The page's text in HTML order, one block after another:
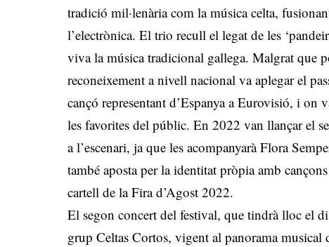
tradició mil·lenària com la música celta,
l’electrònica. El trio recull el legat de les
viva la música tradicional gallega. Malgrat que
reconeixement a nivell nacional va aplegar el
cançó representant d’Espanya a Eurovisió, i on
les favorites del públic. En 2022 van llançar el
a l’escenari, ja que les acompanyarà Flora
també aposta per la identitat pròpia amb
cartell de la Fira d’Agost 2022.
El segon concert del festival, que tindrà lloc el
grup Celtas Cortos, vigent al panorama musical